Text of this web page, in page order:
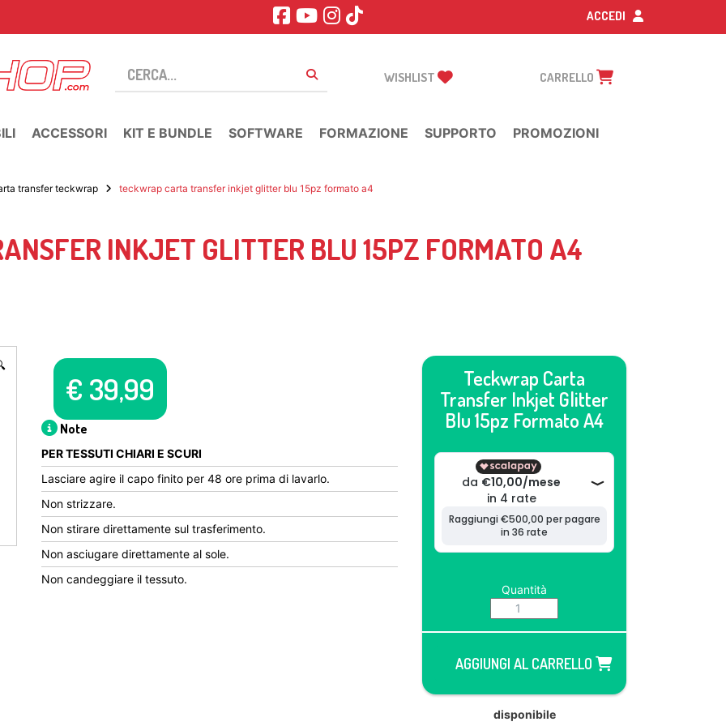
ACCEDI
WISHLIST CARRELLO
ACCESSORI KIT E BUNDLE SOFTWARE FORMAZIONE SUPPORTO PROMOZIONI
transfer teckwrap teckwrap carta transfer inkjet glitter blu 15pz formato a4
INKJET GLITTER BLU 15PZ FORMATO A4
€ 39,99
Note
PER TESSUTI CHIARI E SCURI
Lasciare agire il capo finito per 48 ore prima di lavarlo.
Non strizzare.
Non stirare direttamente sul trasferimento.
Non asciugare direttamente al sole.
Non candeggiare il tessuto.
Teckwrap Carta
Transfer Inkjet Glitter
Blu 15pz Formato A4
Quantità
AGGIUNGI AL CARRELLO
disponibile